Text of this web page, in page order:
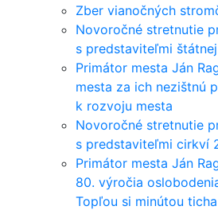
Zber vianočných
Novoročné stretnutie
s predstaviteľmi
Primátor mesta Ján
mesta za ich nezištnú
k rozvoju mesta
Novoročné stretnutie
s predstaviteľmi cirkví
Primátor mesta Ján
80. výročia
Topľou si minútou